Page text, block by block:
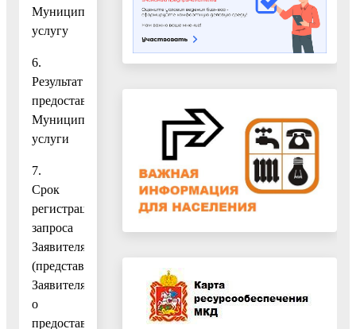
Муниципальную
услугу
6.
Результат
предоставления
Муниципальной
услуги
7.
Срок
регистрации
запроса
Заявителя
(представителя
Заявителя)
о
предоставлении